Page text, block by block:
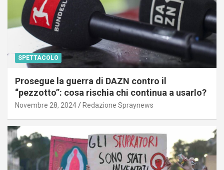
SPETTACOLO
Prosegue la guerra di DAZN contro il
“pezzotto”: cosa rischia chi continua a usarlo?
Novembre 28, 2024 Redazione Spraynews